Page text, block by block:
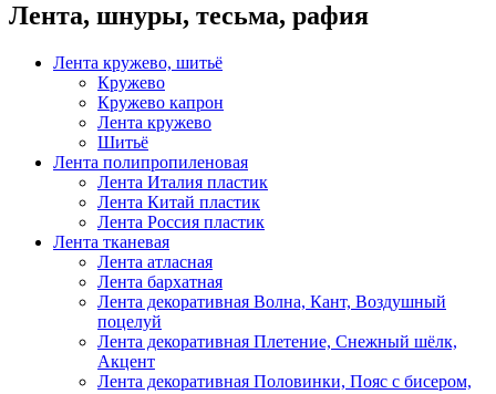
Лента, шнуры, тесьма, рафия
Лента кружево, шитьё
Кружево
Кружево капрон
Лента кружево
Шитьё
Лента полипропиленовая
Лента Италия пластик
Лента Китай пластик
Лента Россия пластик
Лента тканевая
Лента атласная
Лента бархатная
Лента декоративная Волна, Кант, Воздушный
поцелуй
Лента декоративная Плетение, Снежный шёлк,
Акцент
Лента декоративная Половинки, Пояс с бисером,